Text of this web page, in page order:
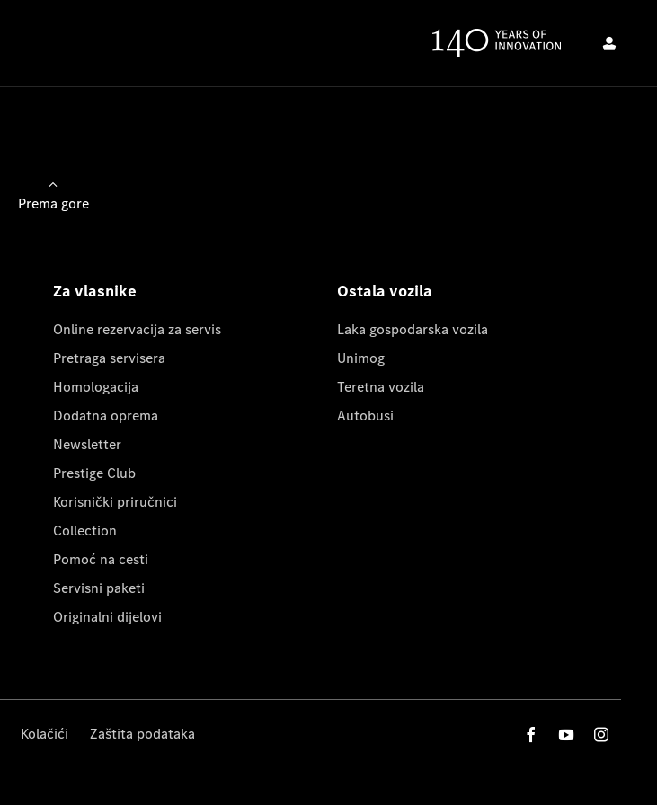
Prema gore
Za vlasnike
Online rezervacija za servis
Pretraga servisera
Homologacija
Dodatna oprema
Newsletter
Prestige Club
Korisnički priručnici
Collection
Pomoć na cesti
Servisni paketi
Originalni dijelovi
Ostala vozila
Laka gospodarska vozila
Unimog
Teretna vozila
Autobusi
Kolačići Zaštita podataka